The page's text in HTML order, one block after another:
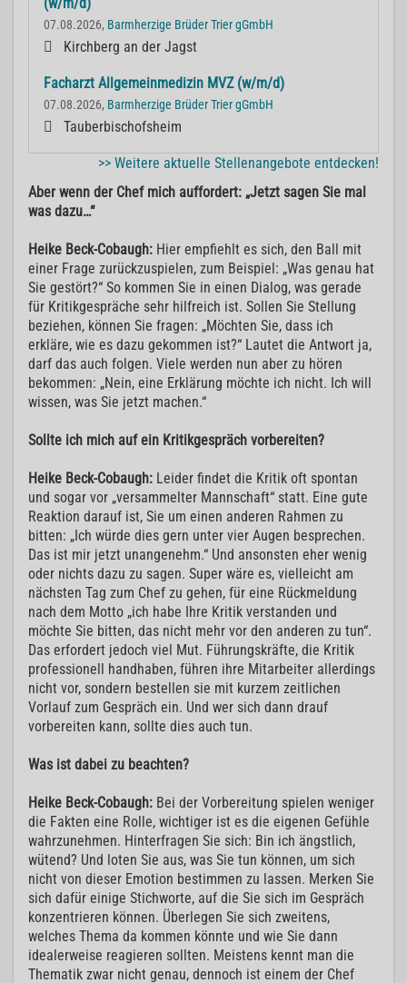
(w/m/d)
07.08.2026, Barmherzige Brüder Trier gGmbH
Kirchberg an der Jagst
Facharzt Allgemeinmedizin MVZ (w/m/d)
07.08.2026, Barmherzige Brüder Trier gGmbH
Tauberbischofsheim
>> Weitere aktuelle Stellenangebote entdecken!
Aber wenn der Chef mich auffordert: „Jetzt sagen Sie mal
was dazu…“
Heike Beck-Cobaugh: Hier empfiehlt es sich, den Ball mit
einer Frage zurückzuspielen, zum Beispiel: „Was genau hat
Sie gestört?“ So kommen Sie in einen Dialog, was gerade
für Kritikgespräche sehr hilfreich ist. Sollen Sie Stellung
beziehen, können Sie fragen: „Möchten Sie, dass ich
erkläre, wie es dazu gekommen ist?“ Lautet die Antwort ja,
darf das auch folgen. Viele werden nun aber zu hören
bekommen: „Nein, eine Erklärung möchte ich nicht. Ich will
wissen, was Sie jetzt machen.“
Sollte ich mich auf ein Kritikgespräch vorbereiten?
Heike Beck-Cobaugh: Leider findet die Kritik oft spontan
und sogar vor „versammelter Mannschaft“ statt. Eine gute
Reaktion darauf ist, Sie um einen anderen Rahmen zu
bitten: „Ich würde dies gern unter vier Augen besprechen.
Das ist mir jetzt unangenehm.“ Und ansonsten eher wenig
oder nichts dazu zu sagen. Super wäre es, vielleicht am
nächsten Tag zum Chef zu gehen, für eine Rückmeldung
nach dem Motto „ich habe Ihre Kritik verstanden und
möchte Sie bitten, das nicht mehr vor den anderen zu tun“.
Das erfordert jedoch viel Mut. Führungskräfte, die Kritik
professionell handhaben, führen ihre Mitarbeiter allerdings
nicht vor, sondern bestellen sie mit kurzem zeitlichen
Vorlauf zum Gespräch ein. Und wer sich dann drauf
vorbereiten kann, sollte dies auch tun.
Was ist dabei zu beachten?
Heike Beck-Cobaugh: Bei der Vorbereitung spielen weniger
die Fakten eine Rolle, wichtiger ist es die eigenen Gefühle
wahrzunehmen. Hinterfragen Sie sich: Bin ich ängstlich,
wütend? Und loten Sie aus, was Sie tun können, um sich
nicht von dieser Emotion bestimmen zu lassen. Merken Sie
sich dafür einige Stichworte, auf die Sie sich im Gespräch
konzentrieren können. Überlegen Sie sich zweitens,
welches Thema da kommen könnte und wie Sie dann
idealerweise reagieren sollten. Meistens kennt man die
Thematik zwar nicht genau, dennoch ist einem der Chef